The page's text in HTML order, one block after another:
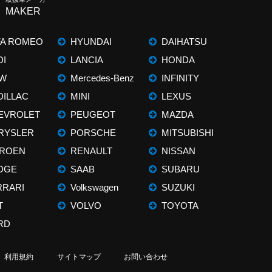
MAKER
ROMEO
HYUNDAI
LANCIA
Mercedes-Benz
MINI
PEUGEOT
PORSCHE
RENAULT
SAAB
Volkswagen
VOLVO
DAIHATSU
HONDA
INFINITY
LEXUS
MAZDA
MITSUBISHI
NISSAN
SUBARU
SUZUKI
TOYOTA
利用規約 サイトマップ お問い合わせ